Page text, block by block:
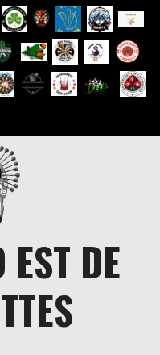
DE